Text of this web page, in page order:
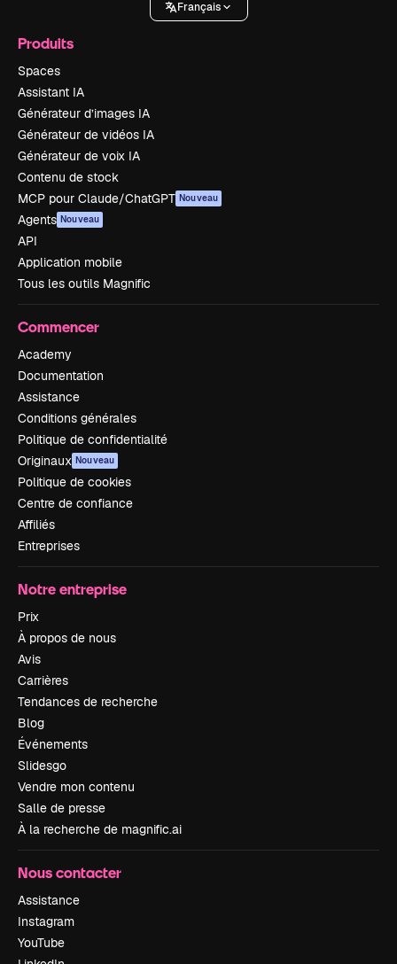
Français
Produits
Spaces
Assistant IA
Générateur d’images IA
Générateur de vidéos IA
Générateur de voix IA
Contenu de stock
MCP pour Claude/ChatGPT Nouveau
Agents Nouveau
API
Application mobile
Tous les outils Magnific
Commencer
Academy
Documentation
Assistance
Conditions générales
Politique de confidentialité
Originaux Nouveau
Politique de cookies
Centre de confiance
Affiliés
Entreprises
Notre entreprise
Prix
À propos de nous
Avis
Carrières
Tendances de recherche
Blog
Événements
Slidesgo
Vendre mon contenu
Salle de presse
À la recherche de magnific.ai
Nous contacter
Assistance
Instagram
YouTube